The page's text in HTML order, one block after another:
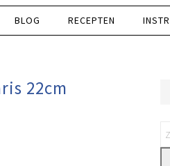
BLOG RECEPTEN
22cm